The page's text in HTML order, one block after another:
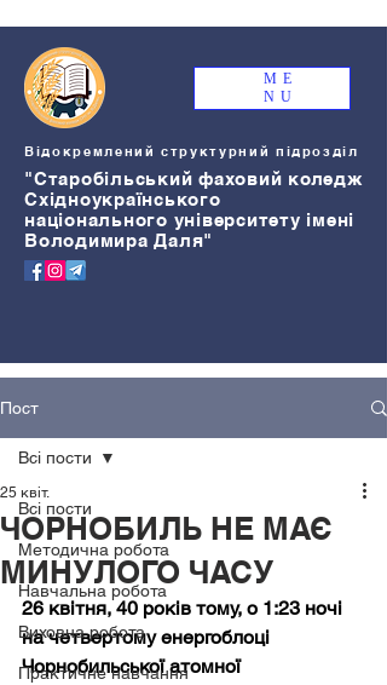
ME
NU
Відокремлений структурний підрозділ
"Старобільський фаховий коледж
Східноукраїнського
національного університету імені
Володимира Даля"
Пост
Всі пости
Методична робота
Навчальна робота
Виховна робота
Практичне навчання
Всі пости
ЧОРНОБИЛЬ НЕ МАЄ
МИНУЛОГО ЧАСУ
25 квіт.
26 квітня, 40 років тому, о 1:23 ночі
на четвертому енергоблоці
Чорнобильської атомної